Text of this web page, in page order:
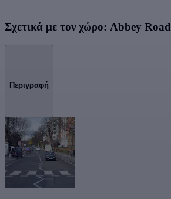
Σχετικά με τον χώρο: Abbey Road
Περιγραφή